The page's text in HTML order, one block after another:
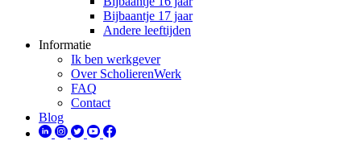
Bijbaantje 17 jaar
Andere leeftijden
Informatie
Ik ben werkgever
Over ScholierenWerk
FAQ
Contact
Blog